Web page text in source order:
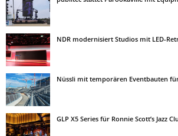
NDR modernisiert Studios mit LED-
Nüssli mit temporären Eventbauten
GLP X5 Series für Ronnie Scott’s Jazz